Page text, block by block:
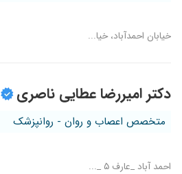
خیابان احمدآباد، خیا...
دکتر امیررضا عطایی ناصری
متخصص اعصاب و روان - روانپزشک
احمد آباد _عارف ۵ _...